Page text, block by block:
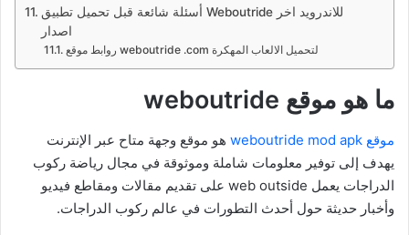
أسئلة شائعة قبل تحميل تطبيق Weboutride للاندرويد اخر
اصدار
روابط موقع weboutride .com لتحميل الالعاب المهكرة
ما هو موقع weboutride
موقع weboutride mod apk
هو موقع وجهة متاح عبر الإنترنت
يهدف إلى توفير معلومات شاملة وموثوقة في مجال رياضة ركوب
الدراجات يعمل web outside على تقديم مقالات ومقاطع فيديو
وأخبار حديثة حول أحدث التطورات في عالم ركوب الدراجات.